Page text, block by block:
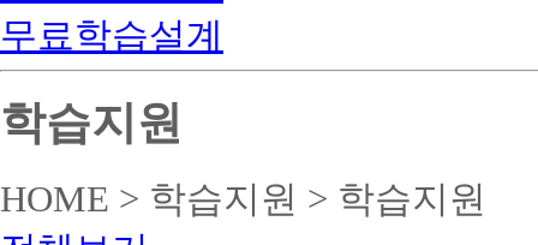
무료학습설계
학습지원
HOME > 학습지원 > 학습지원